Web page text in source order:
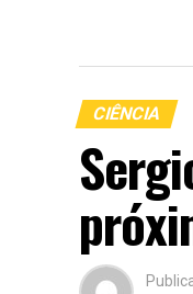
CIÊNCIA